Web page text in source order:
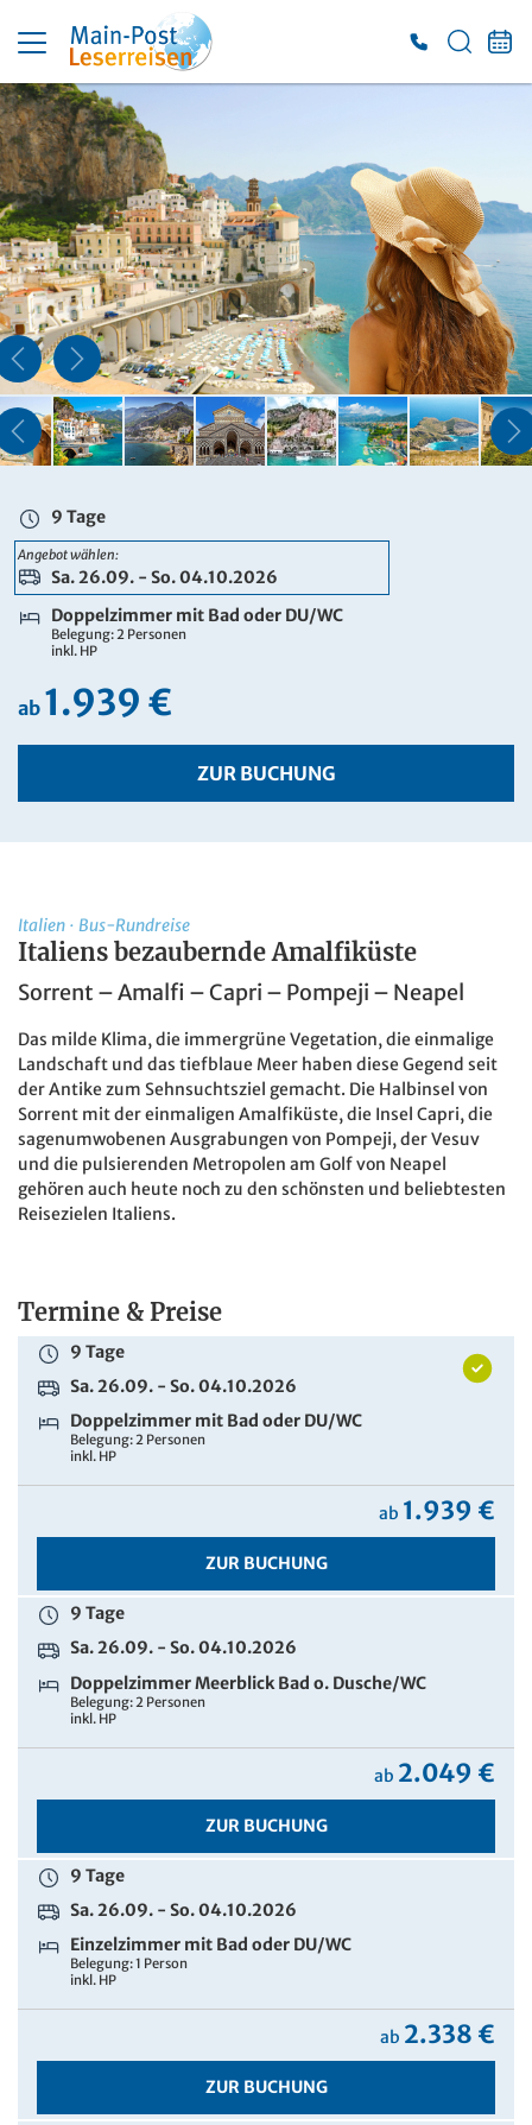
9 Tage
Angebot wählen:
Sa. 26.09. - So. 04.10.2026
Doppelzimmer mit Bad oder DU/WC
Belegung: 2 Personen
inkl. HP
ab 1.939 €
ZUR BUCHUNG
9 Tage
Sa. 26.09. - So. 04.10.2026
Doppelzimmer mit Bad oder DU/WC
Belegung: 2 Personen
inkl. HP
ab1.939 €
ZUR BUCHUNG
9 Tage
Sa. 26.09. - So. 04.10.2026
Doppelzimmer Meerblick Bad o. Dusche/WC
ZUR BUCHUNG
9 Tage
Sa. 26.09. - So. 04.10.2026
Belegung: 1 Person
9 Tage
Sa. 26.09. - So. 04.10.2026
Einzelzimmer mit Meerblick mit Bad oder DU/WC
ab2.448 €
ZUR BUCHUNG
Italien · Bus-Rundreise
Italiens bezaubernde Amalfiküste
Sorrent – Amalfi – Capri – Pompeji – Neapel
Das milde Klima, die immergrüne Vegetation, die einmalige
Landschaft und das tiefblaue Meer haben diese Gegend seit
der Antike zum Sehnsuchtsziel gemacht. Die Halbinsel von
Sorrent mit der einmaligen Amalfiküste, die Insel Capri, die
sagenumwobenen Ausgrabungen von Pompeji, der Vesuv
und die pulsierenden Metropolen am Golf von Neapel
gehören auch heute noch zu den schönsten und beliebtesten
Reisezielen Italiens.
Termine & Preise
9 Tage
Sa. 26.09. - So. 04.10.2026
Doppelzimmer mit Bad oder DU/WC
Belegung: 2 Personen
inkl. HP
ab 1.939 €
ZUR BUCHUNG
9 Tage
Sa. 26.09. - So. 04.10.2026
Doppelzimmer Meerblick Bad o. Dusche/WC
Belegung: 2 Personen
inkl. HP
ab 2.049 €
ZUR BUCHUNG
9 Tage
Sa. 26.09. - So. 04.10.2026
Einzelzimmer mit Bad oder DU/WC
Belegung: 1 Person
inkl. HP
ab 2.338 €
ZUR BUCHUNG